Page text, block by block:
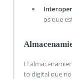
os que
El
to digital que